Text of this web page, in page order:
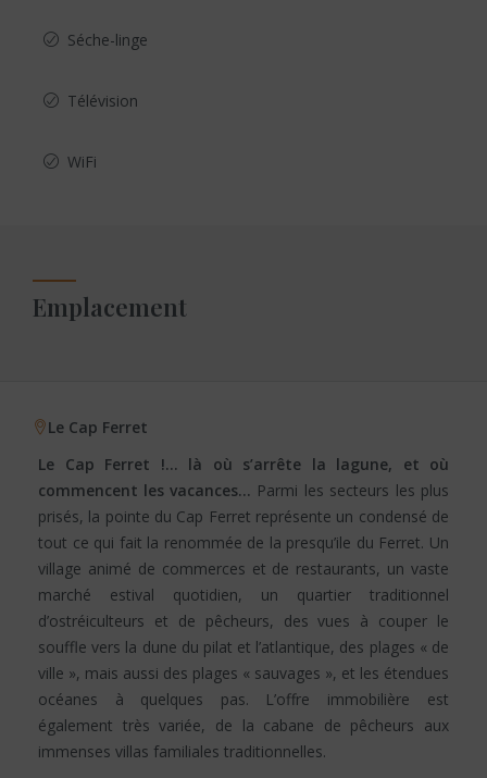
Séche-linge
Télévision
WiFi
Emplacement
Le Cap Ferret
Le Cap Ferret !… là où s’arrête la lagune, et où
commencent les vacances…
prisés, la pointe du Cap Ferret représente un condensé de
tout ce qui fait la renommée de la presqu’ile du Ferret. Un
village animé de commerces et de restaurants, un vaste
marché estival quotidien, un quartier traditionnel
d’ostréiculteurs et de pêcheurs, des vues à couper le
souffle vers la dune du pilat et l’atlantique, des plages « de
ville », mais aussi des plages « sauvages », et les étendues
océanes à quelques pas. L’offre immobilière est
également très variée, de la cabane de pêcheurs aux
immenses villas familiales traditionnelles.